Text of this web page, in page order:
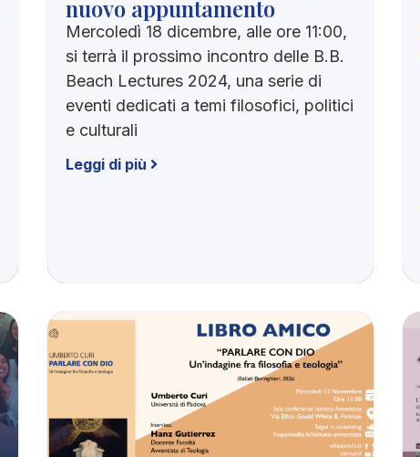
nuovo appuntamento
Mercoledì 18 dicembre, alle ore 11:00,
si terrà il prossimo incontro delle B.B.
Beach Lectures 2024, una serie di
eventi dedicati a temi filosofici, politici
e culturali
Leggi di più